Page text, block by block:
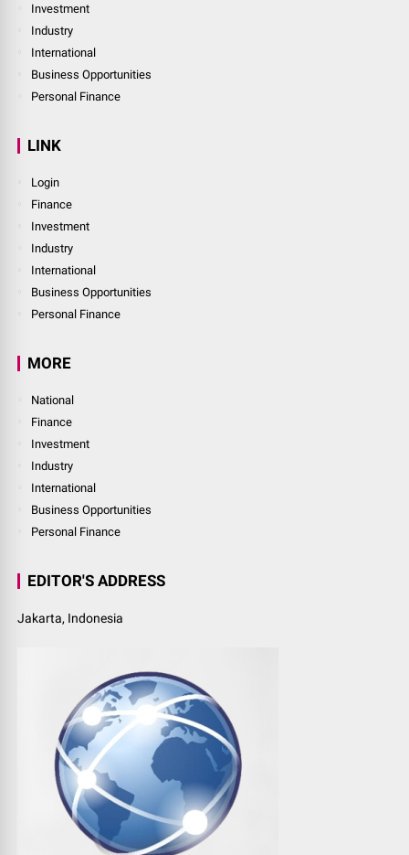
Investment
Industry
International
Business Opportunities
Personal Finance
LINK
Login
Finance
Investment
Industry
International
Business Opportunities
Personal Finance
MORE
National
Finance
Investment
Industry
International
Business Opportunities
Personal Finance
EDITOR'S ADDRESS
Jakarta, Indonesia